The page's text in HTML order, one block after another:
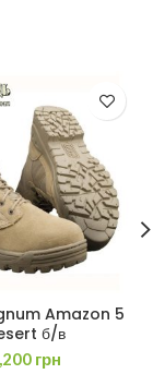
Amazon 5
б/в
грн